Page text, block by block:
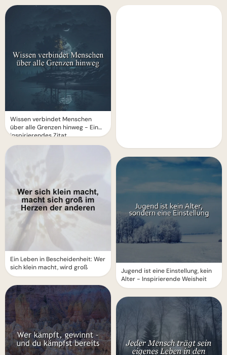
Wissen verbindet Menschen
über alle Grenzen hinweg - Ein
inspirierendes Zitat
Ein Leben in Bescheidenheit: Wer
sich klein macht, wird groß
Jugend ist eine Einstellung, kein
Alter - Inspirierende Weisheit